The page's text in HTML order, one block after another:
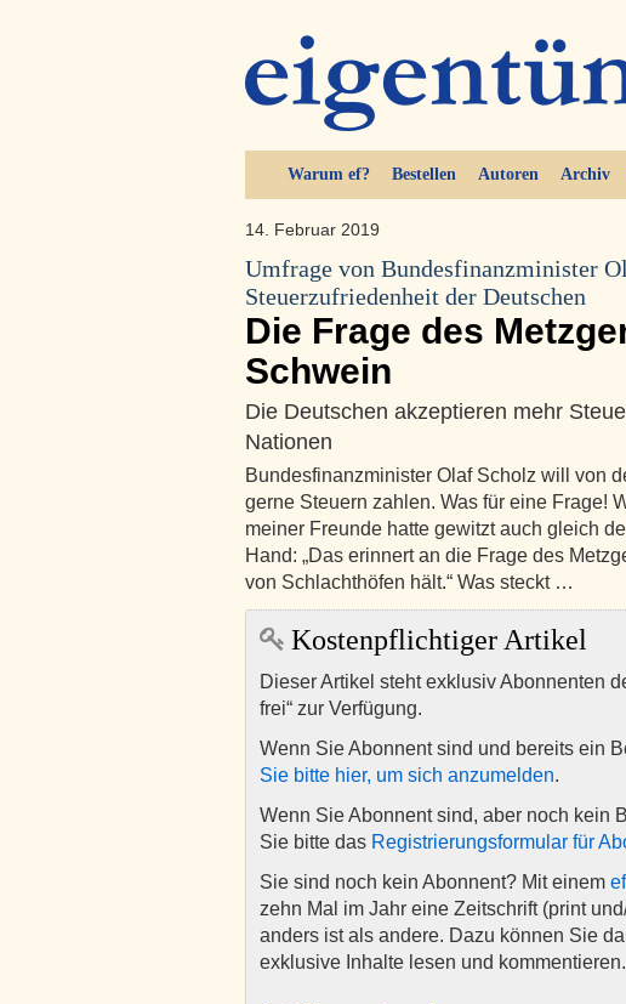
Warum ef? Bestellen Autoren Archiv
14. Februar 2019
Umfrage von Bundesfinanzminister
Steuerzufriedenheit der Deutschen
Die Frage des
Schwein
Die Deutschen akzeptieren mehr
Nationen
Bundesfinanzminister Olaf Scholz will von
gerne Steuern zahlen. Was für eine Frage!
meiner Freunde hatte gewitzt auch gleich
Hand: „Das erinnert an die Frage des
von Schlachthöfen hält.“ Was steckt …
Kostenpflichtiger Artikel
Dieser Artikel steht exklusiv Abonnenten
frei“ zur Verfügung.
Wenn Sie Abonnent sind und bereits ein
Sie bitte hier, um sich anzumelden.
Wenn Sie Abonnent sind, aber noch kein
Sie bitte das Registrierungsformular für
Sie sind noch kein Abonnent? Mit einem
zehn Mal im Jahr eine Zeitschrift (print
anders ist als andere. Dazu können Sie
exklusive Inhalte lesen und kommentieren.